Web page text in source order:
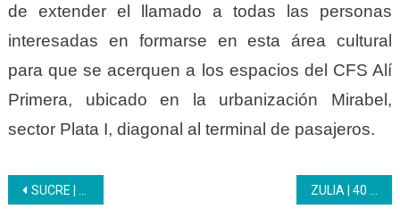
de extender el llamado a todas las personas
interesadas en formarse en esta área cultural
para que se acerquen a los espacios del CFS Alí
Primera, ubicado en la urbanización Mirabel,
sector Plata I, diagonal al terminal de pasajeros.
Navegación
SUCRE | Cerró formación en el área de repostería